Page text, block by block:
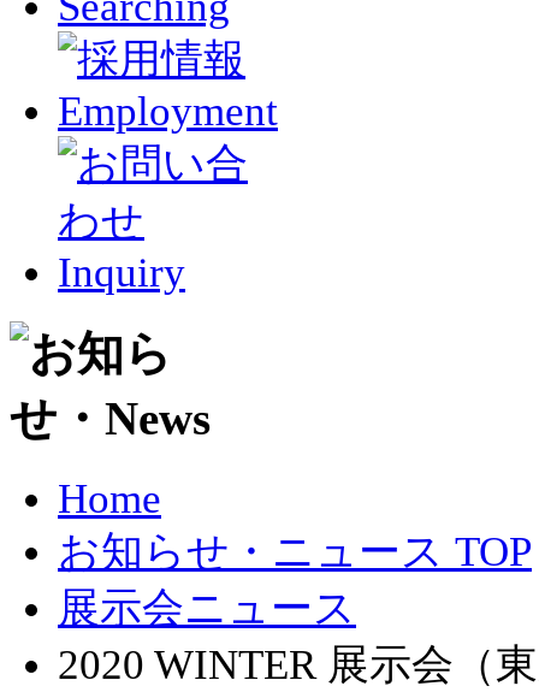
Home
お知らせ・ニュース TOP
展示会ニュース
2020 WINTER 展示会（